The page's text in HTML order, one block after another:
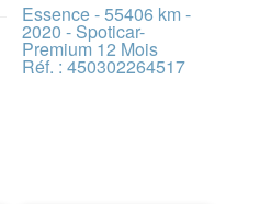
Essence - 55406 km -
2020 - Spoticar-
Premium 12 Mois
Réf. : 450302264517